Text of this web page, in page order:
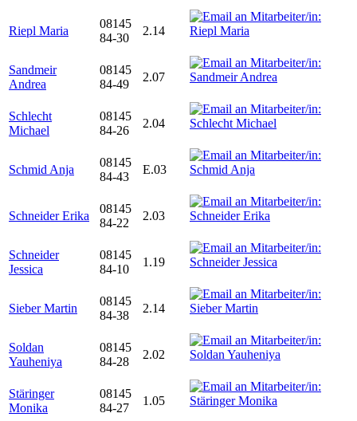
Riepl Maria
08145
84-30
2.14
Sandmeir
Andrea
08145
84-49
2.07
Schlecht
Michael
08145
84-26
2.04
Schmid Anja
08145
84-43
E.03
Schneider Erika
08145
84-22
2.03
Schneider
Jessica
08145
84-10
1.19
Sieber Martin
08145
84-38
2.14
Soldan
Yauheniya
08145
84-28
2.02
Stäringer
Monika
08145
84-27
1.05